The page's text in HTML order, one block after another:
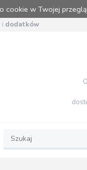
cookie w Twojej
i dodatków